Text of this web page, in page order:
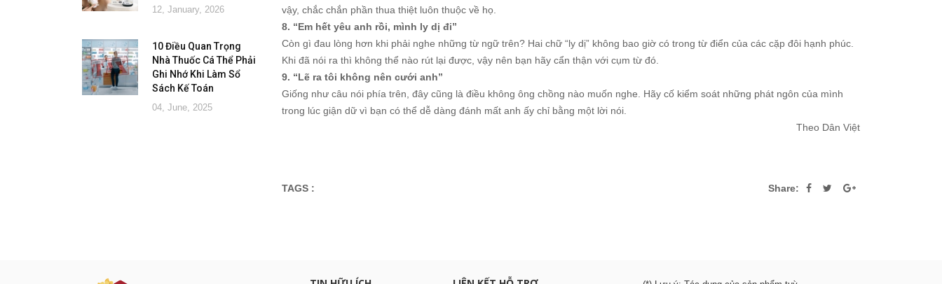
vậy, chắc chắn phần thua thiệt luôn thuộc về họ.
8. “Em hết yêu anh rồi, mình ly dị đi”
Còn gì đau lòng hơn khi phải nghe những từ ngữ trên? Hai chữ “ly dị” không bao giờ có trong từ điển của các cặp đôi hạnh phúc.
Khi đã nói ra thì không thể nào rút lại được, vậy nên bạn hãy cẩn thận với cụm từ đó.
9. “Lẽ ra tôi không nên cưới anh”
Giống như câu nói phía trên, đây cũng là điều không ông chồng nào muốn nghe. Hãy cố kiểm soát những phát ngôn của mình
trong lúc giận dữ vì bạn có thể dễ dàng đánh mất anh ấy chỉ bằng một lời nói.
Theo Dân Việt
TAGS : Share:
12, January, 2026
10 Điều Quan Trọng
Nhà Thuốc Cá Thể Phải
Ghi Nhớ Khi Làm Sổ
Sách Kế Toán
04, June, 2025